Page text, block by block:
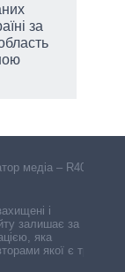
за
медіа – R40-
і
залишає за
яка
якої є треті